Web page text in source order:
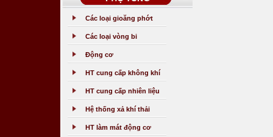
Các loại gioăng phớt
Các loại vòng bi
Động cơ
HT cung cấp không khí
HT cung cấp nhiên liệu
Hệ thống xả khí thải
HT làm mát động cơ